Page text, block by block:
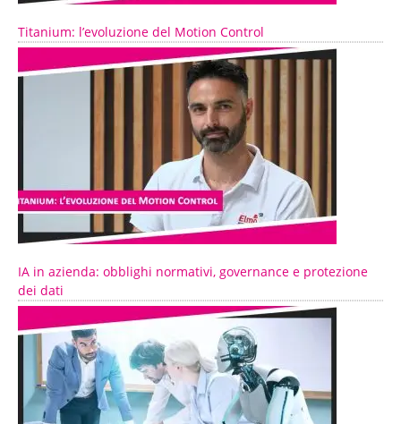
Titanium: l’evoluzione del Motion Control
IA in azienda: obblighi normativi, governance e protezione
dei dati